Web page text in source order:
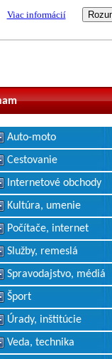
Viac informácií
Auto-moto
Cestovanie
Internetové obchody
Kultúra, umenie
Počítače, internet
Služby, remeslá
Spravodajstvo, médiá
Šport
Úrady, inštitúcie
Veda, technika